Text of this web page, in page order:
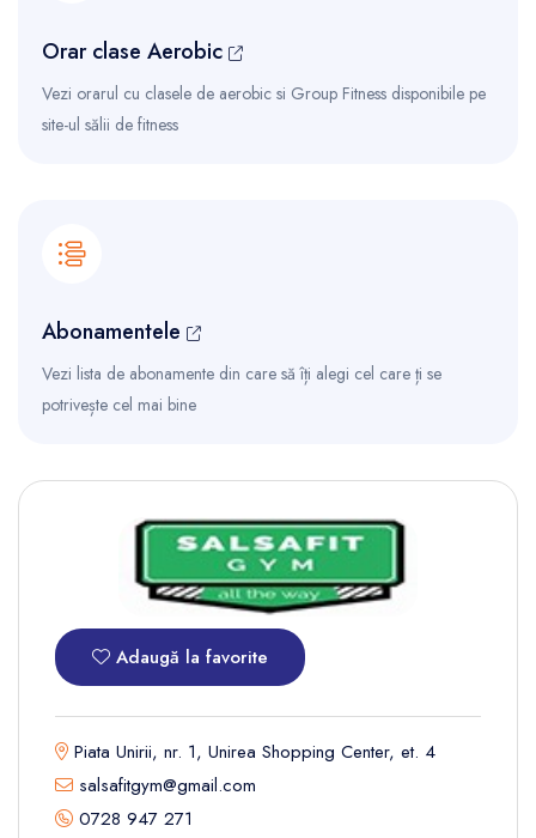
Orar clase Aerobic
Vezi orarul cu clasele de aerobic si Group Fitness disponibile pe
site-ul sălii de fitness
Abonamentele
Vezi lista de abonamente din care să îți alegi cel care ți se
potrivește cel mai bine
Adaugă la favorite
Piata Unirii, nr. 1, Unirea Shopping Center, et. 4
salsafitgym@gmail.com
0728 947 271